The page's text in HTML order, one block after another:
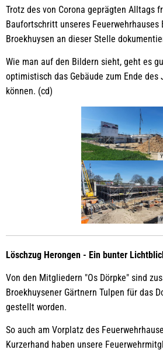
Trotz des von Corona geprägten Alltags
Baufortschritt unseres Feuerwehrhauses
Broekhuysen an dieser Stelle
Wie man auf den Bildern sieht, geht es
optimistisch das Gebäude zum Ende des
können. (cd)
Löschzug Herongen - Ein bunter
Von den Mitgliedern "Os Dörpke" sind
Broekhuysener Gärtnern Tulpen für das
gestellt worden.
So auch am Vorplatz des
Kurzerhand haben unsere